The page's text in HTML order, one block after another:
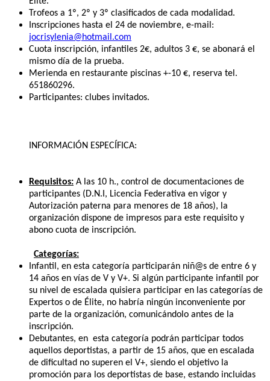
Trofeos a 1º, 2º y 3º clasificados de cada modalidad.
Inscripciones hasta el 24 de noviembre, e-mail:
jocrisylenia@hotmail.com
Cuota inscripción, infantiles 2€, adultos 3 €, se abonará el
mismo día de la prueba.
Merienda en restaurante piscinas +-10 €, reserva tel.
651860296.
Participantes: clubes invitados.
INFORMACIÓN ESPECÍFICA:
Requisitos: A las 10 h., control de documentaciones de
participantes (D.N.I, Licencia Federativa en vigor y
Autorización paterna para menores de 18 años), la
organización dispone de impresos para este requisito y
abono cuota de inscripción.
Categorías:
Infantil, en esta categoría participarán niñ@s de entre 6 y
14 años en vías de V y V+. Si algún participante infantil por
su nivel de escalada quisiera participar en las categorías de
Expertos o de Élite, no habría ningún inconveniente por
parte de la organización, comunicándolo antes de la
inscripción.
Debutantes, en esta categoría podrán participar todos
aquellos deportistas, a partir de 15 años, que en escalada
de dificultad no superen el V+, siendo el objetivo la
promoción para los deportistas de base, estando incluidas